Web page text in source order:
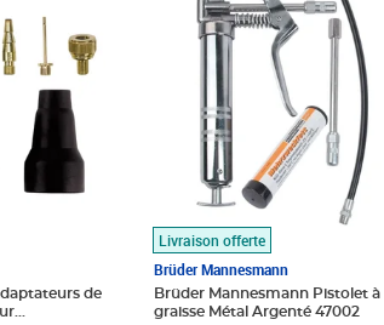
de
Livraison offerte
Brüder Mannesmann
Brüder Mannesmann Pistolet à
graisse Métal Argenté 47002